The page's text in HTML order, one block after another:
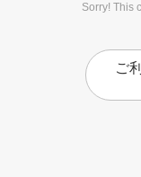
Sorry! This
ご